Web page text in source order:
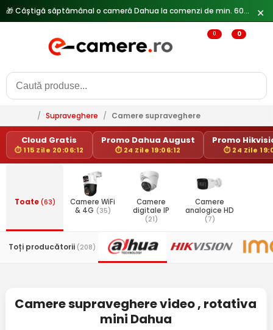
✕
0 0
/ Supraveghere / Camere supraveghere
Cloud Gratis
⏱ 115 Zile 20:06:12
Promo Dahua August
⏱ 24 Zile 19:06:12
Promo
⏱ 24 Zile
Toate(63)
Camere WiFi
& 4G (35)
Camere
digitale IP
(21)
Camere
analogice HD
(7)
Toți producătorii (208)
Camere supraveghere video , rotativa
mini Dahua